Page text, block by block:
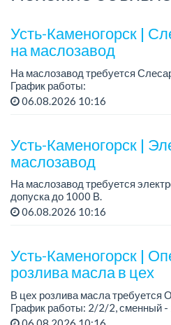
Усть-Каменогорск |
на маслозавод
На маслозавод требуется
График работы:
- 5/2, с 08 до 17 час либо
06.08.2026 10:16
Усть-Каменогорск |
маслозавод
На маслозавод требуется
допуска до 1000 В.
Условия:
* Пре...
06.08.2026 10:16
Усть-Каменогорск |
розлива масла в цех
В цех розлива масла требуется
График работы: 2/2/2, сменный -
выходных.